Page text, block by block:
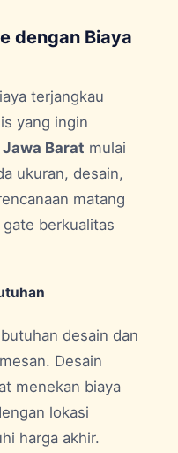
dengan Biaya
terjangkau
yang ingin
Barat mulai
ukuran, desain,
matang
berkualitas
desain dan
Desain
menekan biaya
lokasi
harga akhir.